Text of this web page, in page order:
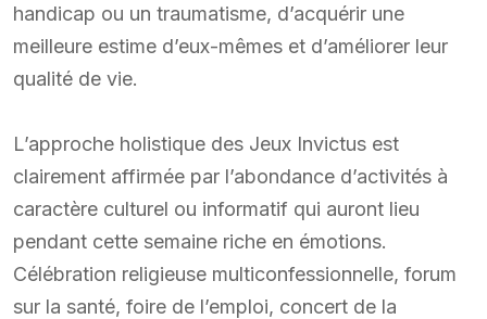
handicap ou un traumatisme, d’acquérir une
meilleure estime d’eux-mêmes et d’améliorer leur
qualité de vie.
L’approche holistique des Jeux Invictus est
clairement affirmée par l’abondance d’activités à
caractère culturel ou informatif qui auront lieu
pendant cette semaine riche en émotions.
Célébration religieuse multiconfessionnelle, forum
sur la santé, foire de l’emploi, concert de la